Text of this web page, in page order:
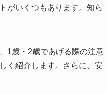
がいくつもあります。知ら
1歳・2歳であげる際の注意
く紹介します。さらに、安